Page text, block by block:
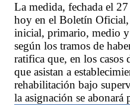
La medida, fechada el
hoy en el Boletín Oficial,
inicial, primario, medio y
según los tramos de
ratifica que, en los casos
que asistan a
rehabilitación bajo
la asignación se abonará